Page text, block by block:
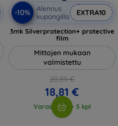
-10%
Alennus
kupongilla
EXTRA10
3mk Silverprotection+ protective
film
Mittojen mukaan
valmistettu
20,89 €
18,81 €
Varastossa > 5 kpl